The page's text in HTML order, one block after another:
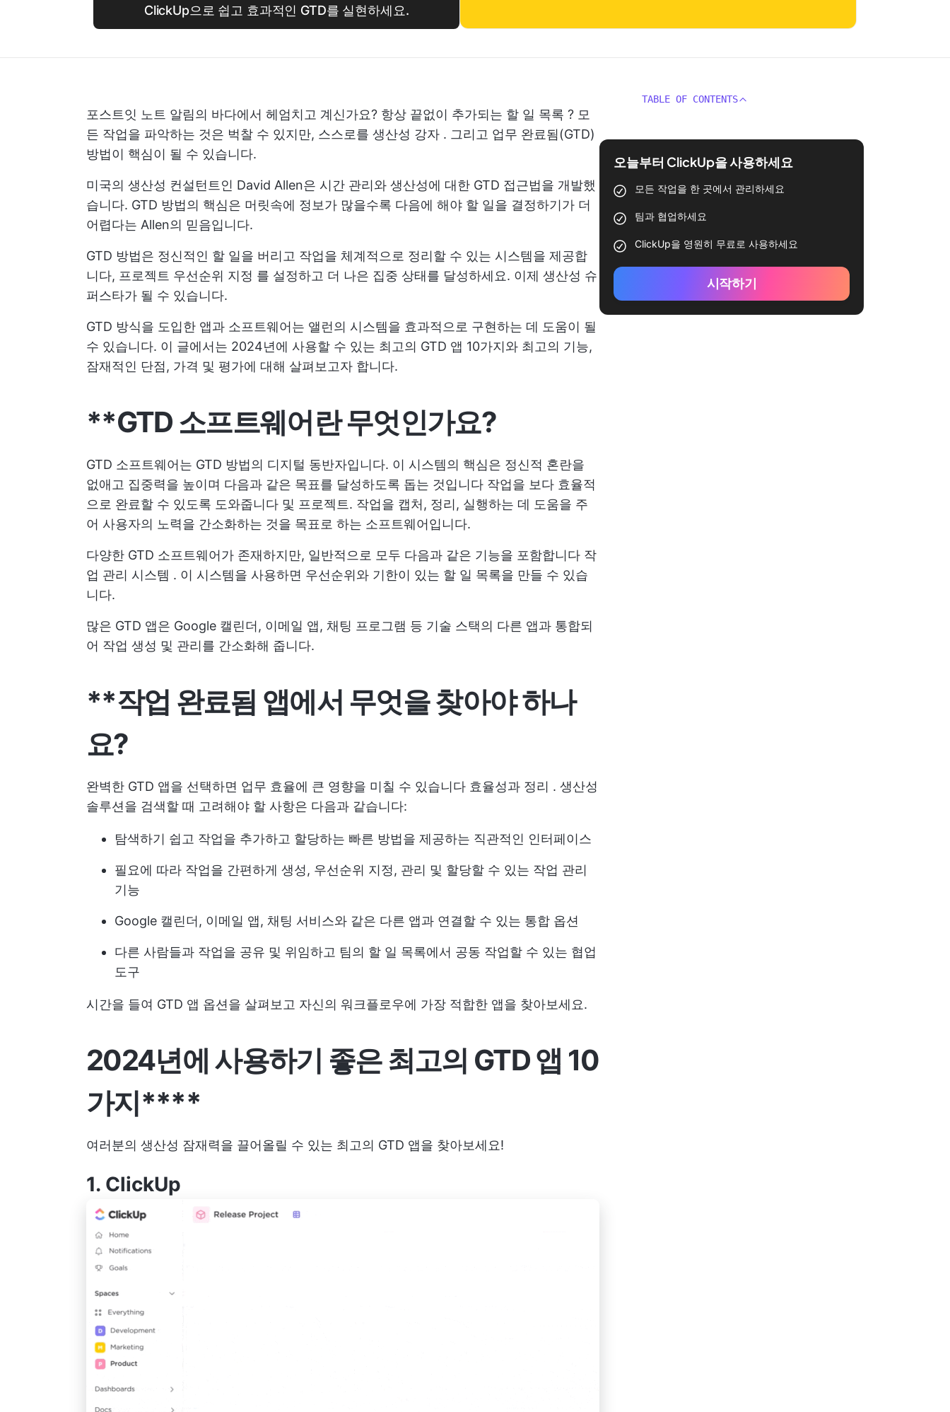
ClickUp으로 쉽고 효과적인 GTD를 실현하세요.
포스트잇 노트 알림의 바다에서 헤엄치고 계신가요? 항상 끝없이 추가되는 할 일 목록 ? 모
든 작업을 파악하는 것은 벅찰 수 있지만, 스스로를 생산성 강자 . 그리고 업무 완료됨(GTD)
방법이 핵심이 될 수 있습니다.
미국의 생산성 컨설턴트인 David Allen은 시간 관리와 생산성에 대한 GTD 접근법을 개발했
습니다. GTD 방법의 핵심은 머릿속에 정보가 많을수록 다음에 해야 할 일을 결정하기가 더
어렵다는 Allen의 믿음입니다.
GTD 방법은 정신적인 할 일을 버리고 작업을 체계적으로 정리할 수 있는 시스템을 제공합
니다, 프로젝트 우선순위 지정 를 설정하고 더 나은 집중 상태를 달성하세요. 이제 생산성 슈
퍼스타가 될 수 있습니다.
GTD 방식을 도입한 앱과 소프트웨어는 앨런의 시스템을 효과적으로 구현하는 데 도움이 될
수 있습니다. 이 글에서는 2024년에 사용할 수 있는 최고의 GTD 앱 10가지와 최고의 기능,
잠재적인 단점, 가격 및 평가에 대해 살펴보고자 합니다.
**GTD 소프트웨어란 무엇인가요?
GTD 소프트웨어는 GTD 방법의 디지털 동반자입니다. 이 시스템의 핵심은 정신적 혼란을
없애고 집중력을 높이며 다음과 같은 목표를 달성하도록 돕는 것입니다 작업을 보다 효율적
으로 완료할 수 있도록 도와줍니다 및 프로젝트. 작업을 캡처, 정리, 실행하는 데 도움을 주
어 사용자의 노력을 간소화하는 것을 목표로 하는 소프트웨어입니다.
다양한 GTD 소프트웨어가 존재하지만, 일반적으로 모두 다음과 같은 기능을 포함합니다 작
업 관리 시스템 . 이 시스템을 사용하면 우선순위와 기한이 있는 할 일 목록을 만들 수 있습
니다.
많은 GTD 앱은 Google 캘린더, 이메일 앱, 채팅 프로그램 등 기술 스택의 다른 앱과 통합되
어 작업 생성 및 관리를 간소화해 줍니다.
**작업 완료됨 앱에서 무엇을 찾아야 하나
요?
완벽한 GTD 앱을 선택하면 업무 효율에 큰 영향을 미칠 수 있습니다 효율성과 정리 . 생산성
솔루션을 검색할 때 고려해야 할 사항은 다음과 같습니다:
탐색하기 쉽고 작업을 추가하고 할당하는 빠른 방법을 제공하는 직관적인 인터페이스
필요에 따라 작업을 간편하게 생성, 우선순위 지정, 관리 및 할당할 수 있는 작업 관리
기능
Google 캘린더, 이메일 앱, 채팅 서비스와 같은 다른 앱과 연결할 수 있는 통합 옵션
다른 사람들과 작업을 공유 및 위임하고 팀의 할 일 목록에서 공동 작업할 수 있는 협업
도구
시간을 들여 GTD 앱 옵션을 살펴보고 자신의 워크플로우에 가장 적합한 앱을 찾아보세요.
2024년에 사용하기 좋은 최고의 GTD 앱 10
가지****
여러분의 생산성 잠재력을 끌어올릴 수 있는 최고의 GTD 앱을 찾아보세요!
1. ClickUp
TABLE OF CONTENTS
오늘부터 ClickUp을 사용하세요
모든 작업을 한 곳에서 관리하세요
팀과 협업하세요
ClickUp을 영원히 무료로 사용하세요
시작하기